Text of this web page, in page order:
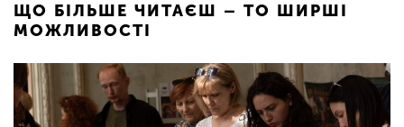
ЩО БІЛЬШЕ ЧИТАЄШ – ТО ШИРШІ
МОЖЛИВОСТІ